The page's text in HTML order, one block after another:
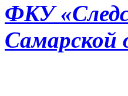
ФКУ
Самарской